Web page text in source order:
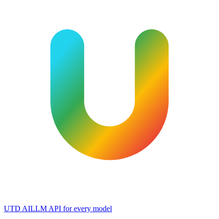
UTD AILLM API for every model